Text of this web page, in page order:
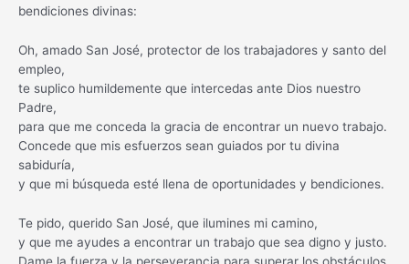
bendiciones divinas:
Oh, amado San José, protector de los trabajadores y santo del
empleo,
te suplico humildemente que intercedas ante Dios nuestro
Padre,
para que me conceda la gracia de encontrar un nuevo trabajo.
Concede que mis esfuerzos sean guiados por tu divina
sabiduría,
y que mi búsqueda esté llena de oportunidades y bendiciones.
Te pido, querido San José, que ilumines mi camino,
y que me ayudes a encontrar un trabajo que sea digno y justo.
Dame la fuerza y la perseverancia para superar los obstáculos,